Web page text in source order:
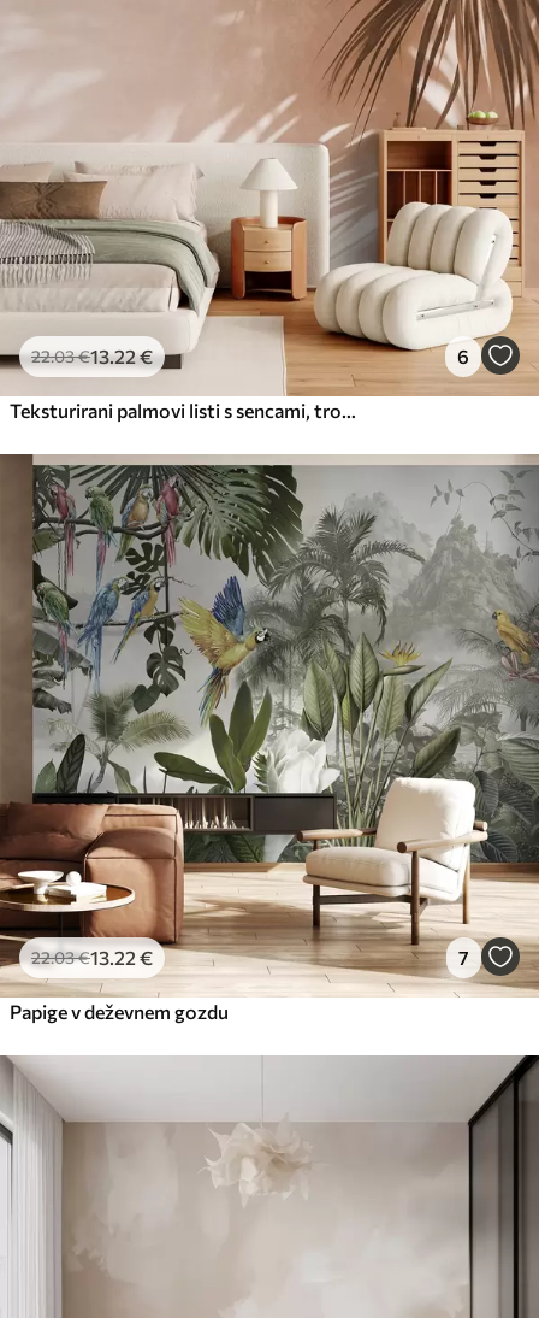
22.03€13.22€ 6
22.03€13 .22 € 7
Papige v deževnem gozdu